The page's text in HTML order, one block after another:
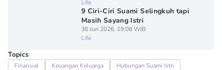
Life
9 Ciri-Ciri Suami Selingkuh tapi
Masih Sayang Istri
30 Jun 2026, 19:08 WIB
Life
Topics
Finansial Keuangan Keluarga
Hubungan Suami Istri